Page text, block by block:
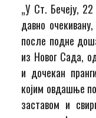
„У Ст. Бечеју,
давно
после подне
из Новог Сада,
и дочекан
којим овдашње
заставом и